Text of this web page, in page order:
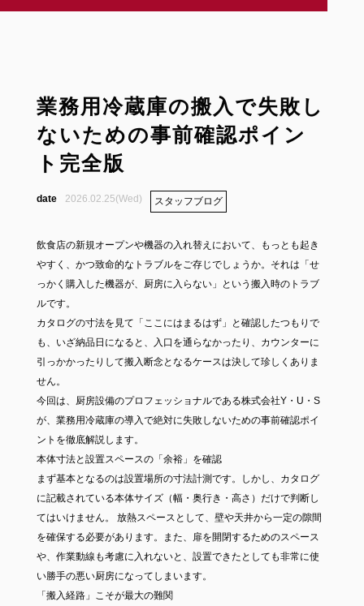
業務用冷蔵庫の搬入で失敗し
ないための事前確認ポイン
ト完全版
2026.02.25(Wed) スタッフブログ
飲食店の新規オープンや機器の入れ替えにおいて、もっとも起き
やすく、かつ致命的なトラブルをご存じでしょうか。それは「せ
っかく購入した機器が、厨房に入らない」という搬入時のトラブ
ルです。
カタログの寸法を見て「ここにはまるはず」と確認したつもりで
も、いざ納品日になると、入口を通らなかったり、カウンターに
引っかかったりして搬入断念となるケースは決して珍しくありま
せん。
今回は、厨房設備のプロフェッショナルである株式会社Y・U・S
が、業務用冷蔵庫の導入で絶対に失敗しないための事前確認ポイ
ントを徹底解説します。
本体寸法と設置スペースの「余裕」を確認
まず基本となるのは設置場所の寸法計測です。しかし、カタログ
に記載されている本体サイズ（幅・奥行き・高さ）だけで判断し
てはいけません。 放熱スペースとして、壁や天井から一定の隙間
を確保する必要があります。また、扉を開閉するためのスペース
や、作業動線も考慮に入れないと、設置できたとしても非常に使
い勝手の悪い厨房になってしまいます。
「搬入経路」こそが最大の難関